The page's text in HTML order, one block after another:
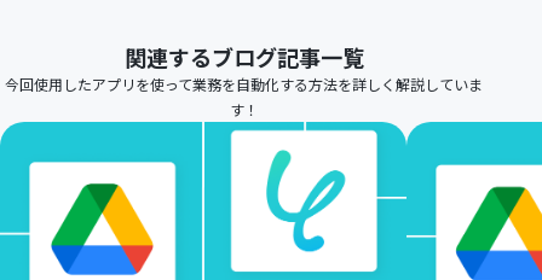
関連するブログ記事一覧
今回使用したアプリを使って業務を自動化する方法を詳しく解説していま
す！